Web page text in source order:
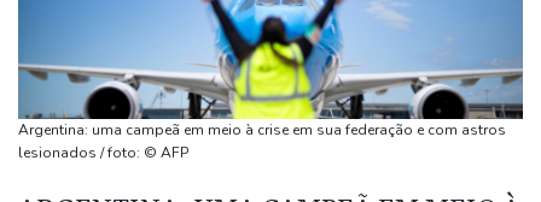
Kast anuncia pacote de reformas legislativas contra o crimen
Alphabet reestrutura divisão de IA do Google
Ceuta alerta que situação dos menores migrantes é
'insustentável'
Argentina: uma campeã em meio à crise em sua federação e com astros
lesionados / foto: © AFP